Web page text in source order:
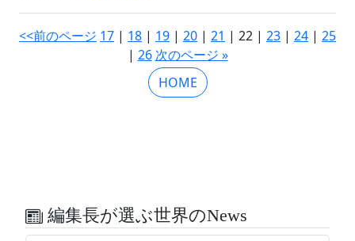
<<前のページ 17 | 18 | 19 | 20 | 21 | 22 | 23 | 24 | 25
| 26 次のページ »
HOME
編集長が選ぶ世界のNews